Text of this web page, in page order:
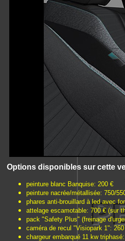
Options disponibles sur cette
peinture blanc Banquise: 200 €
peinture nacrée/métallisée: 750/
phares anti-brouillard à led avec
attelage escamotable: 700 € (sur
pack "Safety Plus" (freinage
caméra de recul "Visiopark 1":
chargeur embarqué 11 kw